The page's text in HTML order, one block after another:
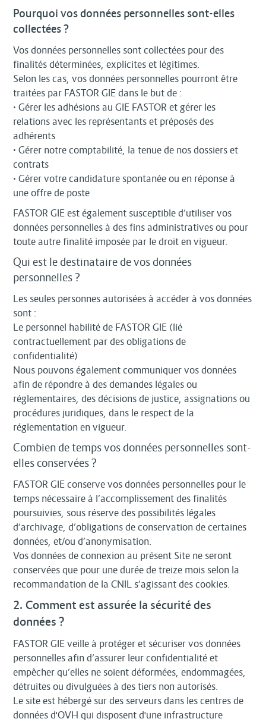
Pourquoi vos données personnelles sont-elles
collectées ?
Vos données personnelles sont collectées pour des
finalités déterminées, explicites et légitimes.
Selon les cas, vos données personnelles pourront être
traitées par FASTOR GIE dans le but de :
• Gérer les adhésions au GIE FASTOR et gérer les
relations avec les représentants et préposés des
adhérents
• Gérer notre comptabilité, la tenue de nos dossiers et
contrats
• Gérer votre candidature spontanée ou en réponse à
une offre de poste
FASTOR GIE est également susceptible d’utiliser vos
données personnelles à des fins administratives ou pour
toute autre finalité imposée par le droit en vigueur.
Qui est le destinataire de vos données
personnelles ?
Les seules personnes autorisées à accéder à vos données
sont :
Le personnel habilité de FASTOR GIE (lié
contractuellement par des obligations de
confidentialité)
Nous pouvons également communiquer vos données
afin de répondre à des demandes légales ou
réglementaires, des décisions de justice, assignations ou
procédures juridiques, dans le respect de la
réglementation en vigueur.
Combien de temps vos données personnelles sont-
elles conservées ?
FASTOR GIE conserve vos données personnelles pour le
temps nécessaire à l’accomplissement des finalités
poursuivies, sous réserve des possibilités légales
d’archivage, d’obligations de conservation de certaines
données, et/ou d’anonymisation.
Vos données de connexion au présent Site ne seront
conservées que pour une durée de treize mois selon la
recommandation de la CNIL s’agissant des cookies.
2. Comment est assurée la sécurité des
données ?
FASTOR GIE veille à protéger et sécuriser vos données
personnelles afin d’assurer leur confidentialité et
empêcher qu’elles ne soient déformées, endommagées,
détruites ou divulguées à des tiers non autorisés.
Le site est hébergé sur des serveurs dans les centres de
données d'OVH qui disposent d'une infrastructure